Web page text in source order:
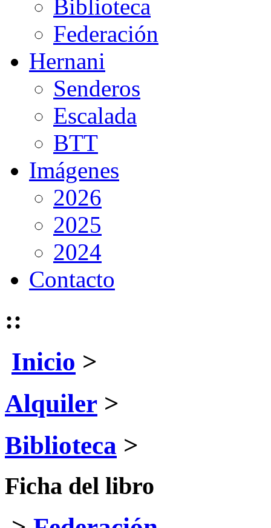
Biblioteca
Federación
Hernani
Senderos
Escalada
BTT
Imágenes
2026
2025
2024
Contacto
::
Inicio >
Alquiler >
Biblioteca >
Ficha del libro